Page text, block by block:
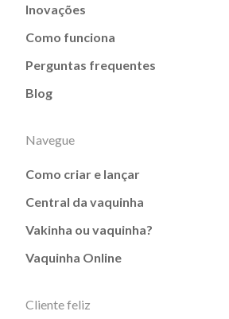
Inovações
Como funciona
Perguntas frequentes
Blog
Navegue
Como criar e lançar
Central da vaquinha
Vakinha ou vaquinha?
Vaquinha Online
Cliente feliz